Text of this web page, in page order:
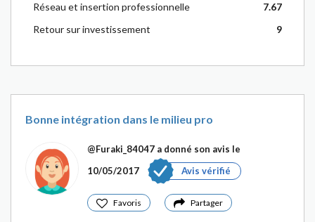
Réseau et insertion professionnelle
7.67
Retour sur investissement
9
Bonne intégration dans le milieu pro
@Furaki_84047 a donné son avis le
10/05/2017
Avis vérifié
Favoris Partager